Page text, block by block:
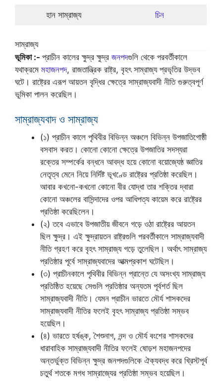
হান সাম্রাজ্য চিন
সাম্রাজ্য
ভূমিকা :- প্রাচীন কালের ক্ষুদ্র ক্ষুদ্র জনপদগুলি থেকে পরবর্তীকালে
যথাক্রমে মহাজনপদ, রাজতান্ত্রিক রাষ্ট্র, বৃহৎ সাম্রাজ্য প্রভৃতির উদ্ভব
ঘটে। রাষ্ট্রের এরূপ আয়তন বৃদ্ধির ক্ষেত্রে সাম্রাজ্যবাদী নীতি গুরুত্বপূর্ণ
ভূমিকা পালন করেছিল।
সাম্রাজ্যবাদ ও সাম্রাজ্য
(১) প্রাচীন কালে পৃথিবীর বিভিন্ন অঞ্চলে বিভিন্ন উপজাতিগোষ্ঠী
বসবাস করত। কোনো কোনো ক্ষেত্রে উপজাতির সদস্যরা
রক্তের সম্পর্কের বন্ধনে আবদ্ধ হয়ে কোনো বয়োজ্যেষ্ঠ জ্ঞাতির
নেতৃত্ব মেনে নিয়ে নির্দিষ্ট ভূখণ্ডে রাষ্ট্রের প্রতিষ্ঠা করেছিল।
আবার কখনো-কখনো কোনো বীর যোদ্ধা তার শক্তির দ্বারা
কোনো অঞ্চলের বাসিন্দাদের ওপর আধিপত্য কায়েম করে রাষ্ট্রের
প্রতিষ্ঠা করেছিলেন।
(২) তবে এভাবে উপজাতীয় জীবনে গড়ে ওঠা রাষ্ট্রের আয়তন
ছিল ক্ষুদ্র। এই ক্ষুদ্রায়তন রাষ্ট্রগুলি পরবর্তীকালে সাম্রাজ্যবাদী
নীতি গ্রহণ করে বৃহৎ সাম্রাজ্য গড়ে তুলেছিল। অর্থাৎ সাম্রাজ্য
প্রতিষ্ঠার পূর্বে সাম্রাজ্যবাদের আত্মপ্রকাশ ঘটেছিল।
(৩) প্রাচীনকালে পৃথিবীর বিভিন্ন প্রান্তে যে অসংখ্য সাম্রাজ্য
প্রতিষ্ঠিত হয়েছে সেগুলি প্রতিষ্ঠার অন্যতম পূর্বশর্ত ছিল
সাম্রাজ্যবাদী নীতি। যেমন প্রাচীন ভারতে মৌর্য শাসকদের
সাম্রাজ্যবাদী নীতির ফলেই বৃহৎ সাম্রাজ্য প্রতিষ্ঠা সম্ভব
হয়েছিল।
(৪) ভারতে হর্ষঙ্ক, শৈশুনাগ, নন্দ ও মৌর্য বংশের শাসকদের
ধারাবাহিক সাম্রাজ্যবাদী নীতির ফলেই ষোড়শ মহাজনপদের
অন্তর্ভুক্ত বিভিন্ন ক্ষুদ্র জনপদগুলিকে ঐক্যবদ্ধ করে খ্রিস্টপূর্ব
চতুর্থ শতকে মগধ সাম্রাজ্যের প্রতিষ্ঠা সম্ভব হয়েছিল।